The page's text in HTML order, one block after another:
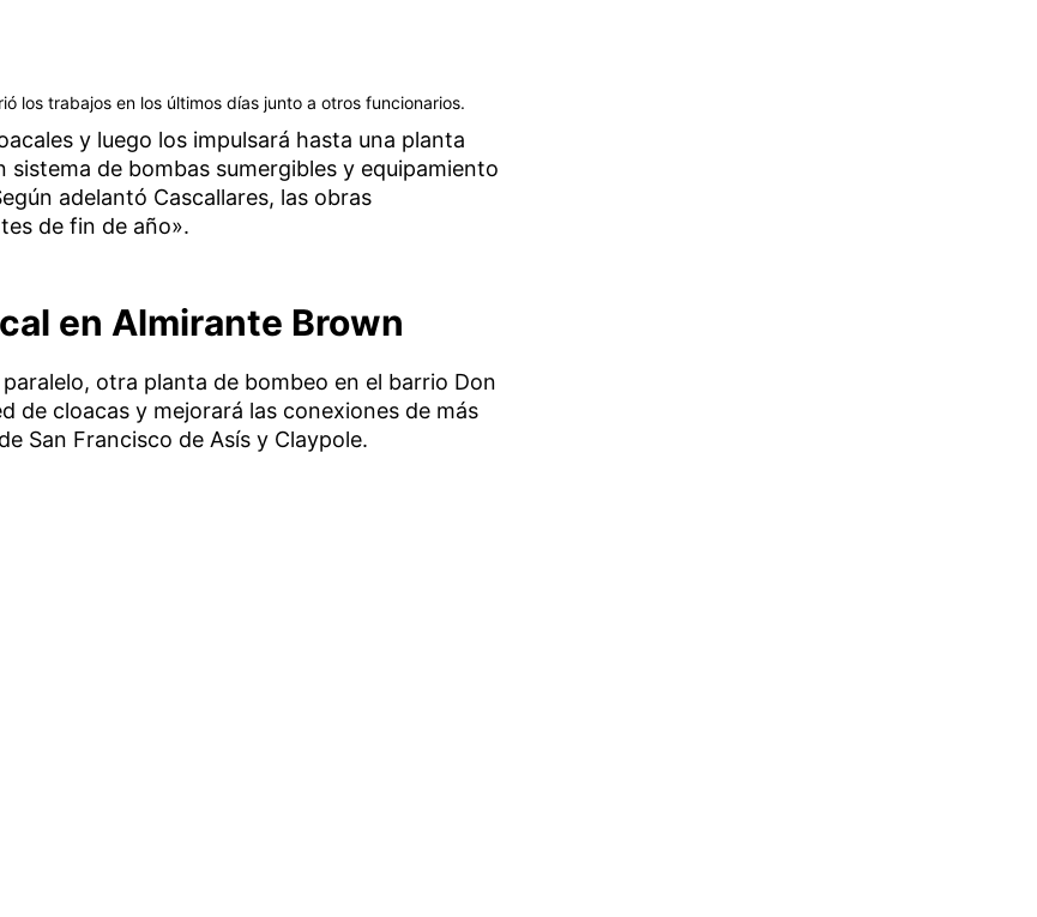
los trabajos en los últimos días junto a otros funcionarios.
y luego los impulsará hasta una planta
de bombas sumergibles y equipamiento
adelantó Cascallares, las obras
de fin de año».
en Almirante Brown
otra planta de bombeo en el barrio Don
de cloacas y mejorará las conexiones de más
San Francisco de Asís y Claypole.